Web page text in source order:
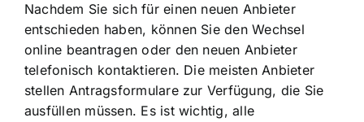
Nachdem Sie sich für einen neuen Anbieter
entschieden haben, können Sie den Wechsel
online beantragen oder den neuen Anbieter
telefonisch kontaktieren. Die meisten Anbieter
stellen Antragsformulare zur Verfügung, die Sie
ausfüllen müssen. Es ist wichtig, alle